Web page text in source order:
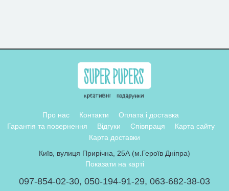
Про нас Контакти
Оплата і доставка
Гарантія та повернення
Відгуки Співпраця
Карта сайту
Карта доставки
Київ, вулиця Прирічна, 25А (м.Героїв Дніпра)
Показати на карті
097-854-02-30, 050-194-91-29, 063-682-38-03